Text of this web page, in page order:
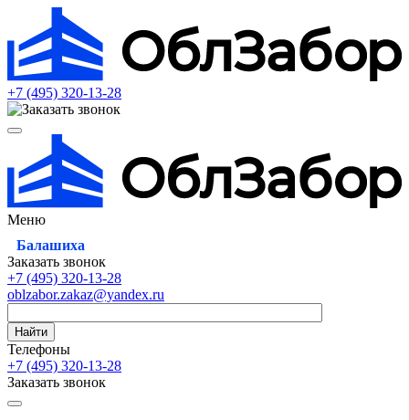
+7 (495) 320-13-28
Меню
Балашиха
Заказать звонок
+7 (495) 320-13-28
oblzabor.zakaz@yandex.ru
Найти
Телефоны
+7 (495) 320-13-28
Заказать звонок